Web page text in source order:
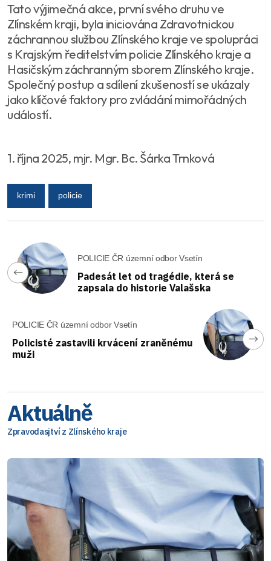
Tato výjimečná akce, první svého druhu ve
Zlínském kraji, byla iniciována Zdravotnickou
záchrannou službou Zlínského kraje ve spolupráci
s Krajským ředitelstvím policie Zlínského kraje a
Hasičským záchranným sborem Zlínského kraje.
Společný postup a sdílení zkušeností se ukázaly
jako klíčové faktory pro zvládání mimořádných
událostí.
1. října 2025, mjr. Mgr. Bc. Šárka Trnková
krimi policie
POLICIE ČR územní odbor Vsetín
Padesát let od tragédie, která se
zapsala do historie Valašska
POLICIE ČR územní odbor Vsetín
Policisté zastavili krvácení zraněnému
muži
Aktuálně
Zpravodasjtví z Zlínského kraje